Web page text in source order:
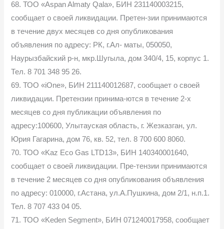
68. ТОО «Aspan Almaty Qala», БИН 231140003215,
сообщает о своей ликвидации. Претен-зии принимаются
в течение двух месяцев со дня опубликования
объявления по адресу: РК, г.Ал- маты, 050050,
Наурызбайский р-н, мкр.Шугыла, дом 340/4, 15, корпус 1.
Тел. 8 701 348 95 26.
69. ТОО «iOne», БИН 211140012687, сообщает о своей
ликвидации. Претензии принима-ются в течение 2-х
месяцев со дня публикации объявления по
адресу:100600, Улытауская область, г. Жезказган, ул.
Юрия Гагарина, дом 76, кв. 52, тел. 8 700 600 8060.
70. ТОО «Kaz Eco Gas LTD13», БИН 140340001640,
сообщает о своей ликвидации. Пре-тензии принимаются
в течение 2 месяцев со дня опубликования объявления
по адресу: 010000, г.Астана, ул.А.Пушкина, дом 2/1, н.п.1.
Тел. 8 707 433 04 05.
71. ТОО «Keden Segment», БИН 071240017958, сообщает